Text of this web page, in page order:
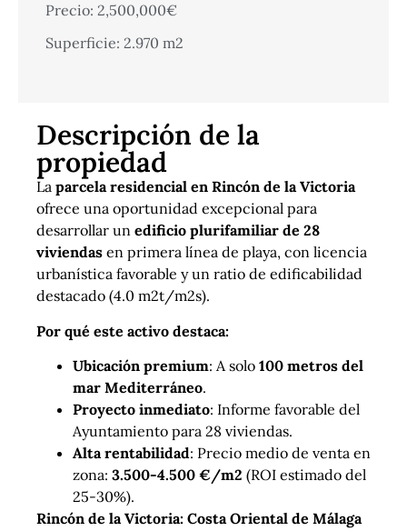
Precio: 2,500,000€
Superficie: 2.970 m2
Descripción de la
propiedad
La parcela residencial en Rincón de la Victoria
ofrece una oportunidad excepcional para
desarrollar un edificio plurifamiliar de 28
viviendas en primera línea de playa, con licencia
urbanística favorable y un ratio de edificabilidad
destacado (4.0 m2t/m2s).
Por qué este activo destaca:
Ubicación premium: A solo 100 metros del
mar Mediterráneo.
Proyecto inmediato: Informe favorable del
Ayuntamiento para 28 viviendas.
Alta rentabilidad: Precio medio de venta en
zona: 3.500-4.500 €/m2 (ROI estimado del
25-30%).
Rincón de la Victoria: Costa Oriental de Málaga